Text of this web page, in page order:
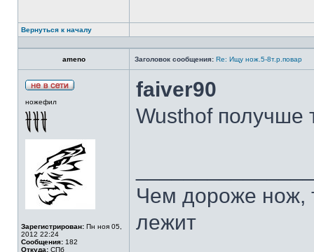
Вернуться к началу
ameno Заголовок сообщения: Re: Ищу нож.5-8т.р.повар
ножефил
Зарегистрирован: Пн ноя 05,
2012 22:24
Сообщения: 182
Откуда: СПб
faiver90
Wusthof получше
Чем дороже нож,
лежит